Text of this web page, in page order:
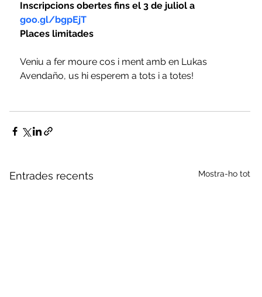
Inscripcions obertes fins el 3 de juliol a
goo.gl/bgpEjT
Places limitades
Veniu a fer moure cos i ment amb en Lukas
Avendaño, us hi esperem a tots i a totes!
Entrades recents Mostra-ho tot